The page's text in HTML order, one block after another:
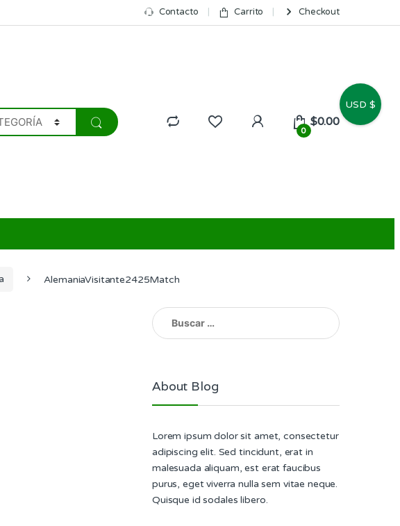
Contacto Carrito Checkout
0
$0.00
AlemaniaVisitante2425Match
Buscar:
About Blog
Lorem ipsum dolor sit amet, consectetur
adipiscing elit. Sed tincidunt, erat in
malesuada aliquam, est erat faucibus
purus, eget viverra nulla sem vitae neque.
Quisque id sodales libero.
USD $